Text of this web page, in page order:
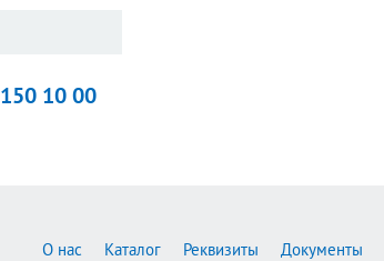
150 10 00
О нас Каталог Реквизиты Документы